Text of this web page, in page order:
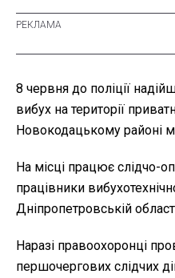
8 червня до поліції
вибух на території
Новокодацькому районі
На місці працює слідчо-
працівники
Дніпропетровській
Наразі правоохоронці
першочергових слідчих